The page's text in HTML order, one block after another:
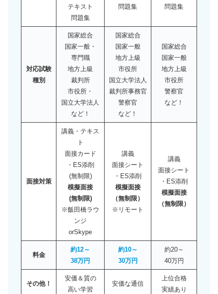
テキスト
問題集
問題集
問題集
対応試験
種別
国家総合
国家一般・
専門職
地方上級
裁判所
市役所・
国立大学法人
など！
国家総合
国家一般
地方上級
市役所
国立大学法人
裁判所事務官
警察官
など！
国家総合
国家一般
地方上級
市役所
警察官
など！
面接対策
講義・テキス
ト
面接カード
・ES添削
(無制限)
模擬面接
(無制限)
※飯田橋ラウ
ンジ
orSkype
講義
面接シート
・ES添削
模擬面接
（無制限）
※リモート
講義
面接シート
・ES添削
模擬面接
（無制限）
料金
約12～
38万円
約10～
30万円
約20～
40万円
その他！
安価＆質の
高い学習
安価な通信
上位合格
実績あり